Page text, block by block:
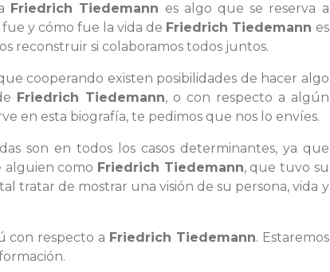
Friedrich Tiedemann es algo que se reserva a
y cómo fue la vida de Friedrich Tiedemann es
reconstruir si colaboramos todos juntos.
cooperando existen posibilidades de hacer algo
Friedrich Tiedemann, o con respecto a algún
en esta biografía, te pedimos que nos lo envíes.
son en todos los casos determinantes, ya que
alguien como Friedrich Tiedemann, que tuvo su
tratar de mostrar una visión de su persona, vida y
con respecto a Friedrich Tiedemann. Estaremos